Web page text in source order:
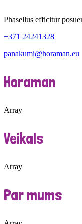
Phasellus efficitur
+371 24241328
panakumi@horaman.eu
Horaman
Array
Veikals
Array
Par mums